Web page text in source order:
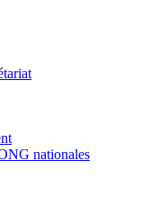
nationales